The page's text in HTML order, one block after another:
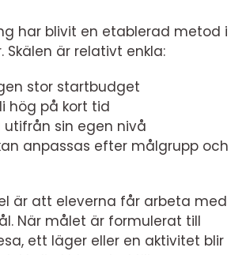
har blivit en etablerad metod i
Skälen är relativt enkla:
stor startbudget
hög på kort tid
utifrån sin egen nivå
anpassas efter målgrupp och
är att eleverna får arbeta med
När målet är formulerat till
ett läger eller en aktivitet blir